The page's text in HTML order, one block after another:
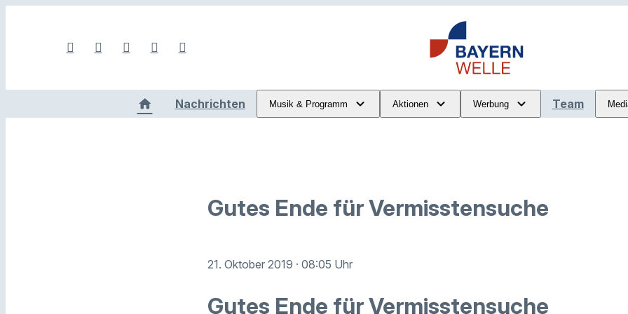
Nachrichten Musik & Programm Aktionen Werbung Team
Gutes Ende für Vermisstensuche
21. Oktober 2019 · 08:05 Uhr
Gutes Ende für Vermisstensuche